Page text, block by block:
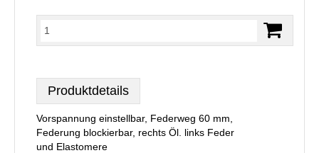
Produktdetails
Vorspannung einstellbar, Federweg 60 mm,
Federung blockierbar, rechts Öl. links Feder
und Elastomere